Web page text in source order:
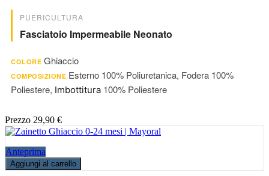
PUERICULTURA
Fasciatoio Impermeabile Neonato
COLORE Ghiaccio
COMPOSIZIONE Esterno 100% Poliuretanica, Fodera 100%
Poliestere, Imbottitura 100% Poliestere
Prezzo 29,90 €
Anteprima
Aggiungi al carrello